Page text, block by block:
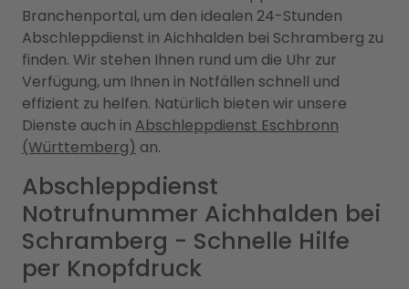
Branchenportal, um den idealen 24-Stunden
Abschleppdienst in Aichhalden bei Schramberg zu
finden. Wir stehen Ihnen rund um die Uhr zur
Verfügung, um Ihnen in Notfällen schnell und
effizient zu helfen. Natürlich bieten wir unsere
Dienste auch in Abschleppdienst Eschbronn
(Württemberg) an.
Abschleppdienst
Notrufnummer Aichhalden bei
Schramberg - Schnelle Hilfe
per Knopfdruck